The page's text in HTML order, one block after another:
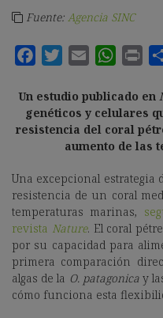
Fuente: Agencia SINC
Un estudio publicado en
genéticos y celulares
resistencia del coral
aumento de las
Una excepcional estrategia
resistencia de un coral
temperaturas marinas,
revista Nature. El coral
por su capacidad para
primera comparación
algas de la O. patagonicay
cómo funciona esta